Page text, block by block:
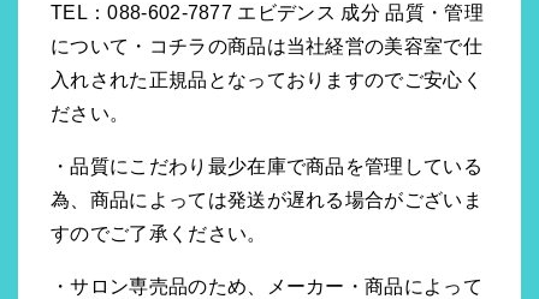
TEL：088-602-7877 エビデンス 成分 品質・管理
について・コチラの商品は当社経営の美容室で仕
入れされた正規品となっておりますのでご安心く
ださい。
・品質にこだわり最少在庫で商品を管理している
為、商品によっては発送が遅れる場合がございま
すのでご了承ください。
・サロン専売品のため、メーカー・商品によって